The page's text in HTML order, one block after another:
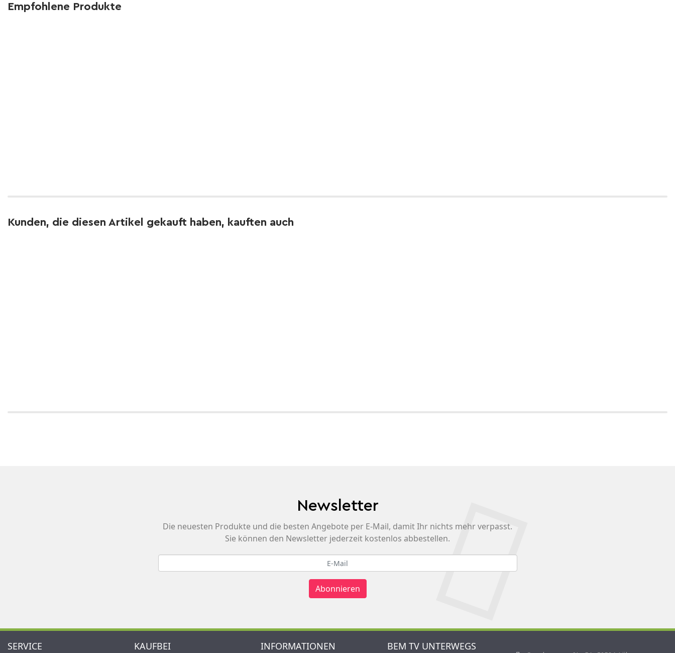
Empfohlene Produkte
Kunden, die diesen Artikel gekauft haben, kauften auch
Newsletter
Die neuesten Produkte und die besten Angebote per E-Mail, damit Ihr nichts mehr verpasst.
Sie können den Newsletter jederzeit kostenlos abbestellen.
Abonnieren
SERVICE KAUFBEI INFORMATIONEN
BEM TV UNTERWEGS